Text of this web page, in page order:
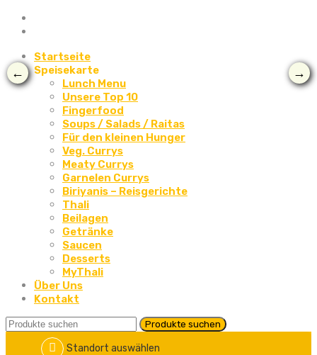
Startseite
Speisekarte
Lunch Menu
Unsere Top 10
Fingerfood
Soups / Salads / Raitas
Für den kleinen Hunger
Veg. Currys
Meaty Currys
Garnelen Currys
Biriyanis – Reisgerichte
Thali
Beilagen
Getränke
Saucen
Desserts
MyThali
Über Uns
Kontakt
Standort auswählen
← →